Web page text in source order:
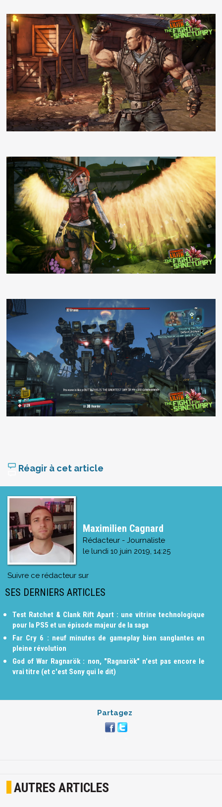
Réagir à cet article
Maximilien Cagnard
Rédacteur - Journaliste
le lundi 10 juin 2019, 14:25
Suivre ce rédacteur sur
SES DERNIERS ARTICLES
Test Ratchet & Clank Rift Apart : une vitrine technologique
pour la PS5 et un épisode majeur de la saga
Far Cry 6 : neuf minutes de gameplay bien sanglantes en
pleine révolution
God of War Ragnarök : non, "Ragnarök" n'est pas encore le
vrai titre (et c'est Sony qui le dit)
Partagez
AUTRES ARTICLES